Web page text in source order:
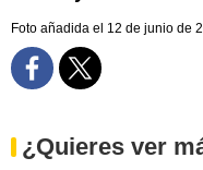
Foto añadida el 12 de junio de
¿Quieres ver